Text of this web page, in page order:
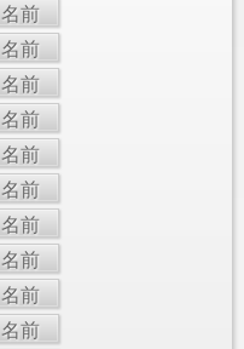
名前
名前
名前
名前
名前
名前
名前
名前
名前
名前